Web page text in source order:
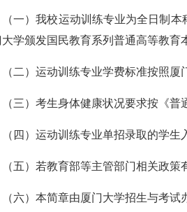
（一）我校运动训练专业为全日制
大学颁发国民教育系列普通高等教育
（二）运动训练专业学费标准按照
（三）考生身体健康状况要求按《
（四）运动训练专业单招录取的学生
（五）若教育部等主管部门相关政
（六）本简章由厦门大学招生与考试